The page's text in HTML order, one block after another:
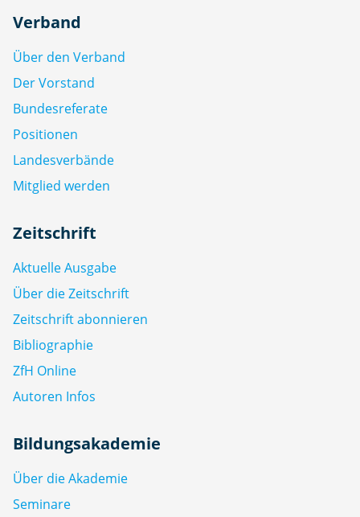
Verband
Über den Verband
Der Vorstand
Bundesreferate
Positionen
Landesverbände
Mitglied werden
Zeitschrift
Aktuelle Ausgabe
Über die Zeitschrift
Zeitschrift abonnieren
Bibliographie
ZfH Online
Autoren Infos
Bildungsakademie
Über die Akademie
Seminare